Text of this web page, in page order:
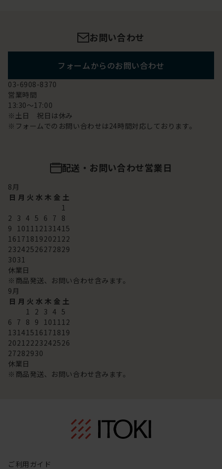
お問い合わせ
フォームからのお問い合わせ
03-6908-8370
営業時間
13:30～17:00
※土日 祝日は休み
※フォームでのお問い合わせは24時間対応しております。
配送・お問い合わせ営業日
8月
日 月 火 水 木 金 土
1
2 3 4 5 6 7 8
9 101112131415
16171819202122
23242526272829
3031
休業日
※商品発送、お問い合わせ含みます。
9月
日 月 火 水 木 金 土
1 2 3 4 5
6 7 8 9 101112
13141516171819
20212223242526
27282930
休業日
※商品発送、お問い合わせ含みます。
ご利用ガイド